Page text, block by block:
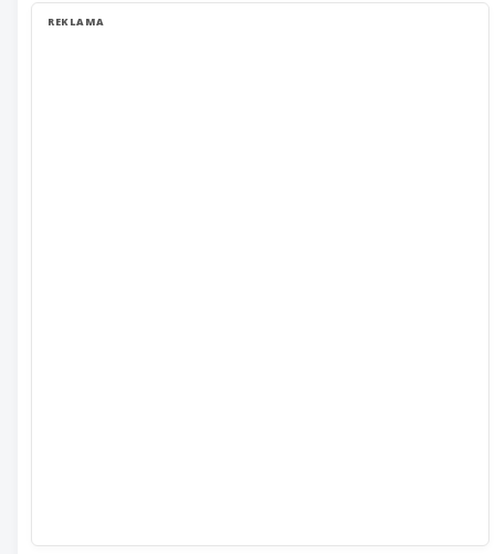
REKLAMA